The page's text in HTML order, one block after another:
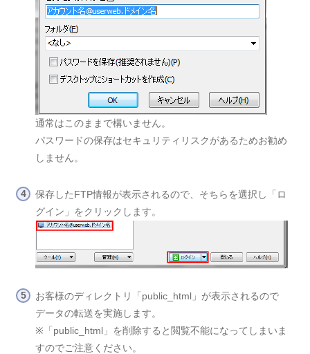
通常はこのままで構いません。
パスワードの保存はセキュリティリスクがあるためお勧め
しません。
保存したFTP情報が表示されるので、そちらを選択し「ロ
グイン」をクリックします。
お客様のディレクトリ「public_html」が表示されるので
データの転送を実施します。
※「public_html」を削除すると閲覧不能になってしまいま
すのでご注意ください。